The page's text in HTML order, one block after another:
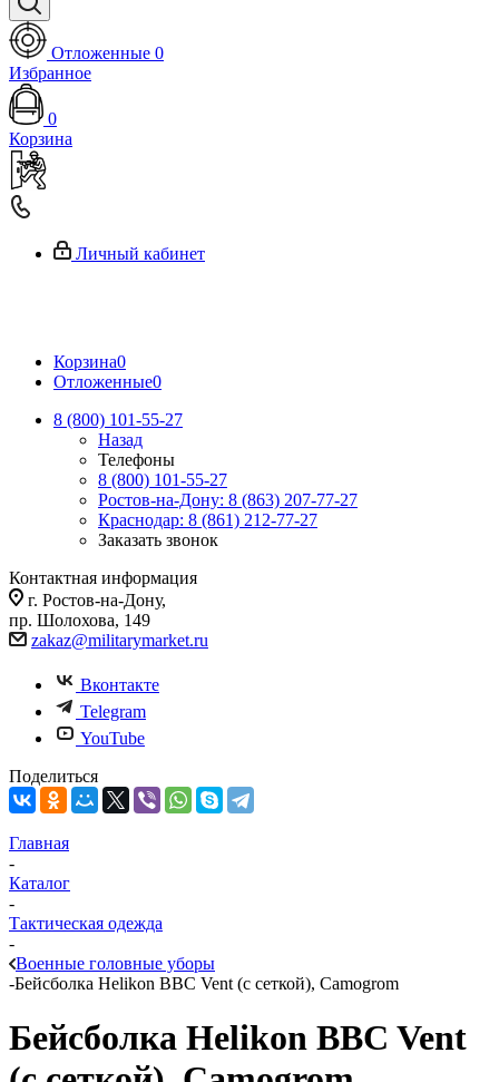
Отложенные 0
Избранное
0
Корзина
Личный кабинет
Корзина0
Отложенные0
8 (800) 101-55-27
Назад
Телефоны
8 (800) 101-55-27
Ростов-на-Дону: 8 (863) 207-77-27
Краснодар: 8 (861) 212-77-27
Заказать звонок
Контактная информация
г. Ростов-на-Дону,
пр. Шолохова, 149
zakaz@militarymarket.ru
Вконтакте
Telegram
YouTube
Поделиться
Главная
-
Каталог
-
Тактическая одежда
-
Военные головные уборы
-Бейсболка Helikon BBC Vent (с сеткой), Camogrom
Бейсболка Helikon BBC Vent